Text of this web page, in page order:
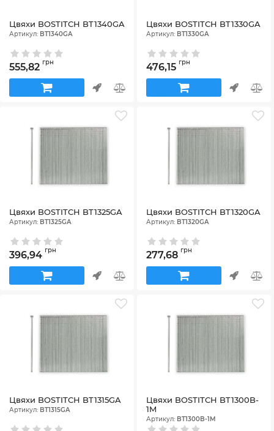
Цвяхи BOSTITCH BT1340GA
Артикул: BT1340GA
555,82 грн
Цвяхи BOSTITCH BT1330GA
Артикул: BT1330GA
476,15 грн
Цвяхи BOSTITCH BT1325GA
Артикул: BT1325GA
396,94 грн
Цвяхи BOSTITCH BT1320GA
Артикул: BT1320GA
277,68 грн
Цвяхи BOSTITCH BT1315GA
Артикул: BT1315GA
Цвяхи BOSTITCH BT1300B-
1M
Артикул: BT1300B-1M